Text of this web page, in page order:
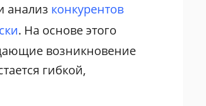
анализ конкурентов
. На основе этого
возникновение
гибкой,